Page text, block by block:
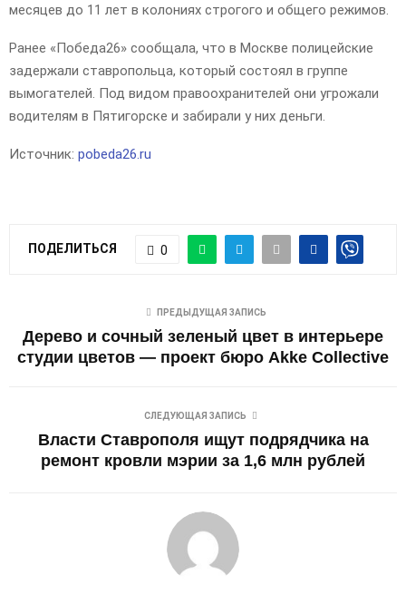
месяцев до 11 лет в колониях строгого и общего режимов.
Ранее «Победа26» сообщала, что в Москве полицейские
задержали ставропольца, который состоял в группе
вымогателей. Под видом правоохранителей они угрожали
водителям в Пятигорске и забирали у них деньги.
Источник: pobeda26.ru
ПОДЕЛИТЬСЯ 0
ПРЕДЫДУЩАЯ ЗАПИСЬ
Дерево и сочный зеленый цвет в интерьере
студии цветов — проект бюро Akke Collective
СЛЕДУЮЩАЯ ЗАПИСЬ
Власти Ставрополя ищут подрядчика на
ремонт кровли мэрии за 1,6 млн рублей